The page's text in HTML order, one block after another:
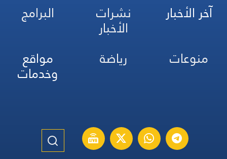
آخر الأخبار نشرات
الأخبار
البرامج
منوعات
رياضة مواقع
وخدمات